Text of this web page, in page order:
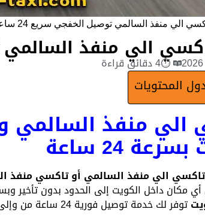
الي منفذ السالمي توصيل الخفجي سريع 24 ساعة
الي منفذ السالمي
⏱4 دقائق قراءة
المحتويات
الي منفذ السالمي
24 ساعة
تاكسي الي منفذ السالمي أو تاكسي منفذ
مكان داخل الكويت إلى الحدود بدون تأخير
توفر لك خدمة توصيل فورية 24 ساعة من وإلى المنافذ البرية بكل أمان وراحة.